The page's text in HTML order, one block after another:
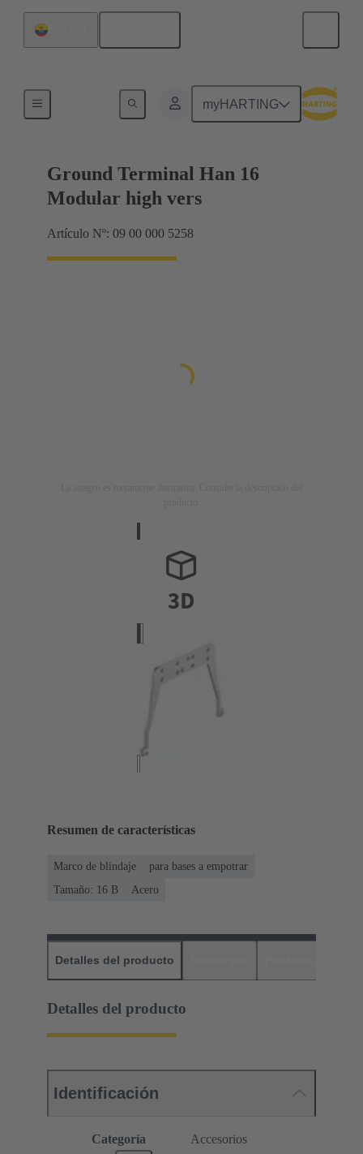
myHARTING
Ground Terminal Han 16
Modular high vers
Artículo Nº: 09 00 000 5258
Resumen de características
Marco de blindaje
para bases a empotrar
Tamaño: 16 B
Acero
Detalles del producto
Detalles del producto
Identificación
Categoría Accesorios